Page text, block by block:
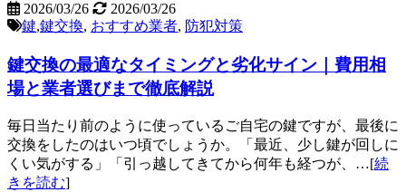
2026/03/26
2026/03/26
鍵,鍵交換, おすすめ業者, 防犯対策
鍵交換の最適なタイミングと劣化サイン｜費用相
場と業者選びまで徹底解説
毎日当たり前のように使っているご自宅の鍵ですが、最後に
交換をしたのはいつ頃でしょうか。「最近、少し鍵が回しに
くい気がする」「引っ越してきてから何年も経つが、…[続
きを読む]